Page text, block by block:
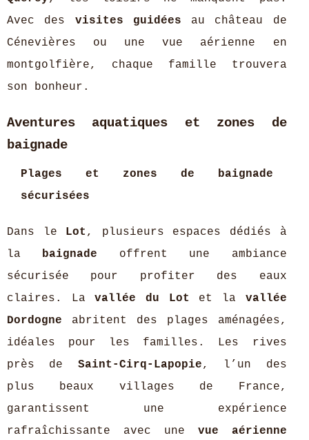
Avec des visites guidées au château de
Cénevières ou une vue aérienne en
montgolfière, chaque famille trouvera
son bonheur.
Aventures aquatiques et zones de
baignade
Plages et zones de baignade
sécurisées
Dans le Lot , plusieurs espaces dédiés à
la baignade offrent une ambiance
sécurisée pour profiter des eaux
claires. Lavallée du Lot et la vallée
Dordogne abritent des plages aménagées,
idéales pour les familles. Les rives
près de Saint-Cirq-Lapopie, l’un des
plus beaux villages de France,
garantissent une expérience
rafraîchissante avec une vue aérienne